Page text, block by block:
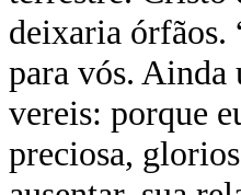
deixaria órfãos.
para vós. Ainda
vereis: porque
preciosa,